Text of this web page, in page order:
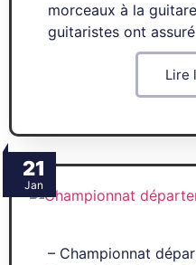
morceaux à la
guitaristes ont
Lire
21
Jan
– Championnat